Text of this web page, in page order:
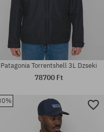
Patagonia Torrentshell 3L Dzseki
78700 Ft